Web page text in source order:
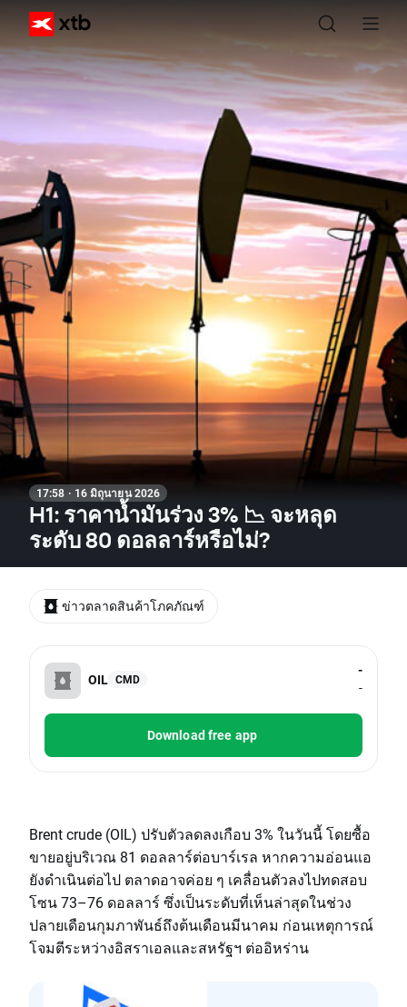
17:58 · 16 มิถุนายน 2026
H1: ราคาน้ำมันร่วง 3% 📉 จะหลุด
ระดับ 80 ดอลลาร์หรือไม่?
OIL CMD
-
-
Download free app
Brent crude (OIL) ปรับตัวลดลงเกือบ 3% ในวันนี้ โดยซื้อ
ขายอยู่บริเวณ 81 ดอลลาร์ต่อบาร์เรล หากความอ่อนแอ
ยังดำเนินต่อไป ตลาดอาจค่อย ๆ เคลื่อนตัวลงไปทดสอบ
โซน 73–76 ดอลลาร์ ซึ่งเป็นระดับที่เห็นล่าสุดในช่วง
ปลายเดือนกุมภาพันธ์ถึงต้นเดือนมีนาคม ก่อนเหตุการณ์
โจมตีระหว่างอิสราเอลและสหรัฐฯ ต่ออิหร่าน
ข่าวตลาดสินค้าโภคภัณฑ์